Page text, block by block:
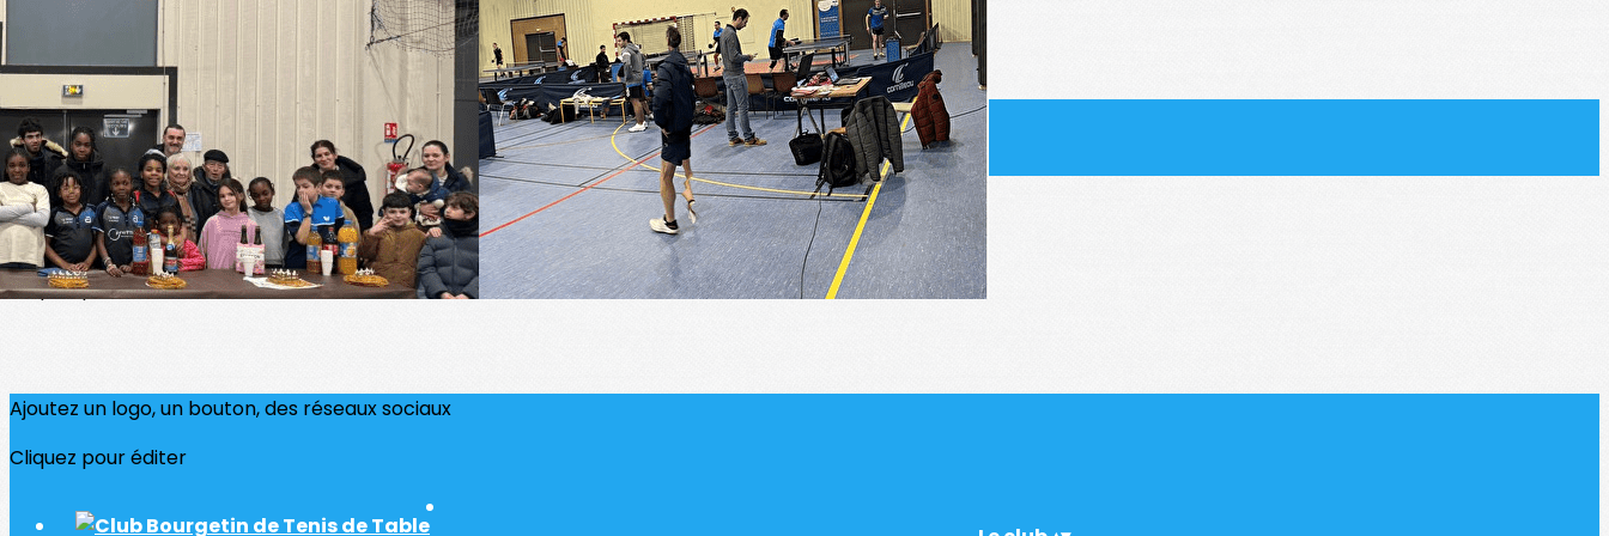
Exporter les lignes sélectionnées
Exporter toutes les colonnes
Exporter uniquement les colonnes affichées
Menu
?>
Images de la page d'accueil
Cliquez pour éditer
Ajoutez un logo, un bouton, des réseaux sociaux
Cliquez pour éditer